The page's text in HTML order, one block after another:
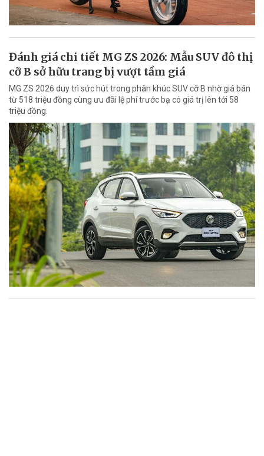
Đánh giá chi tiết MG ZS 2026: Mẫu SUV đô thị
cỡ B sở hữu trang bị vượt tầm giá
MG ZS 2026 duy trì sức hút trong phân khúc SUV cỡ B nhờ giá bán
từ 518 triệu đồng cùng ưu đãi lệ phí trước bạ có giá trị lên tới 58
triệu đồng.